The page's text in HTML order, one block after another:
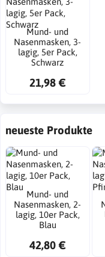
Mund- und
Nasenmasken, 3-
lagig, 5er Pack,
Schwarz
21,98 €
neueste Produkte
Mund- und
Nasenmasken, 2-
lagig, 10er Pack,
Blau
42,80 €